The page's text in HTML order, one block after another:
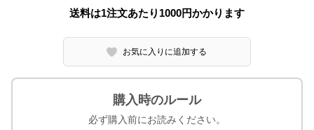
送料は1注文あたり 1000円かかります
お気に入りに追加する
購入時のルール
必ず購入前にお読みください。